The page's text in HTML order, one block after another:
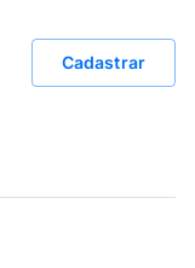
Cadastrar